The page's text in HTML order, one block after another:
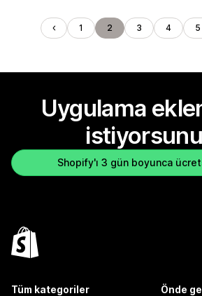
1 2 3 4 5
Uygulama
Shopify'ı 3 gün boyunca
Tüm kategoriler Önde